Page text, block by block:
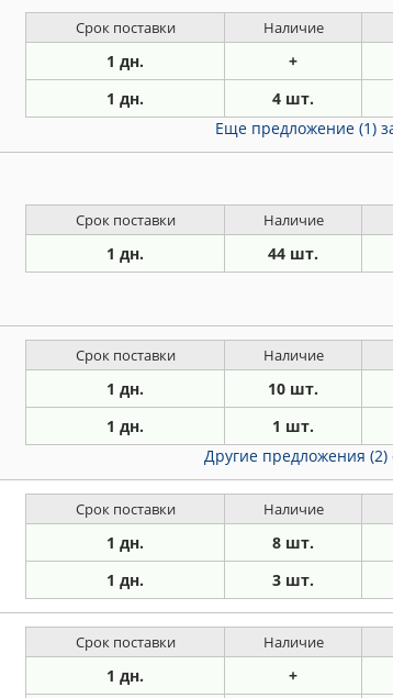
Срок поставки Наличие
1 дн. +
1 дн. 4 шт.
Еще предложение (1)
Срок поставки Наличие
1 дн. 44 шт.
Срок поставки Наличие
1 дн. 10 шт.
1 дн. 1 шт.
Другие предложения (2)
Срок поставки Наличие
1 дн. 8 шт.
1 дн. 3 шт.
Срок поставки Наличие
1 дн. +